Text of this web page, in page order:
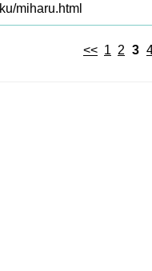
miharu.html
<< 1 2 3